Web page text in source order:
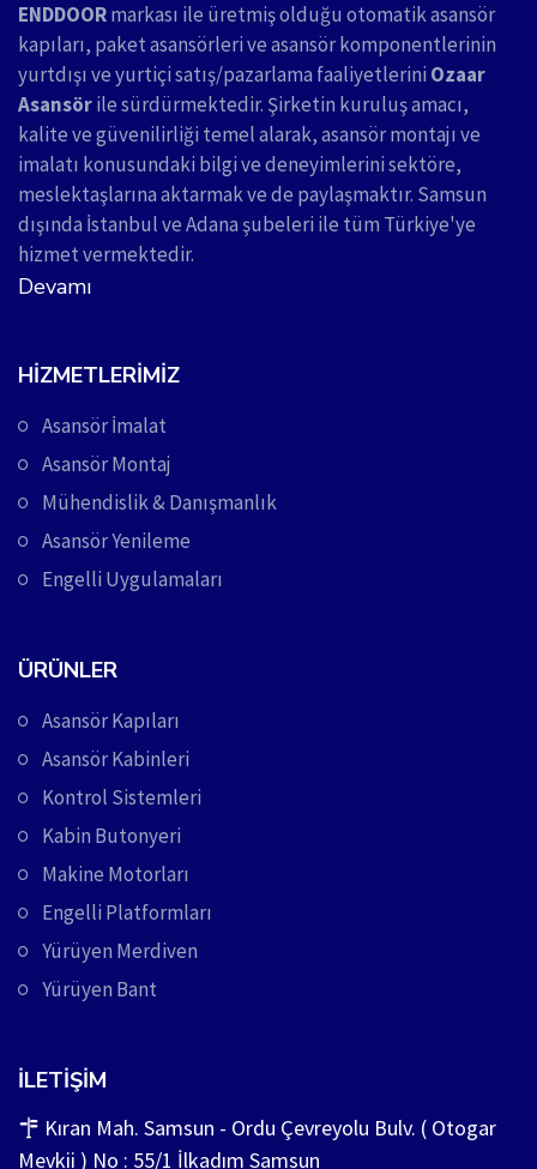
ENDDOORmarkası ile üretmiş olduğu otomatik asansör
kapıları, paket asansörleri ve asansör komponentlerinin
yurtdışı ve yurtiçi satış/pazarlama faaliyetlerini Ozaar
Asansörile sürdürmektedir. Şirketin kuruluş amacı,
kalite ve güvenilirliği temel alarak, asansör montajı ve
imalatı konusundaki bilgi ve deneyimlerini sektöre,
meslektaşlarına aktarmak ve de paylaşmaktır. Samsun
dışında İstanbul ve Adana şubeleri ile tüm Türkiye'ye
hizmet vermektedir.
Devamı
HIZMETLERIMIZ
Asansör İmalat
Asansör Montaj
Mühendislik & Danışmanlık
Asansör Yenileme
Engelli Uygulamaları
ÜRÜNLER
Asansör Kapıları
Asansör Kabinleri
Kontrol Sistemleri
Kabin Butonyeri
Makine Motorları
Engelli Platformları
Yürüyen Merdiven
Yürüyen Bant
İLETIŞIM
Kıran Mah. Samsun - Ordu Çevreyolu Bulv. ( Otogar
Mevkii ) No : 55/1 İlkadım Samsun